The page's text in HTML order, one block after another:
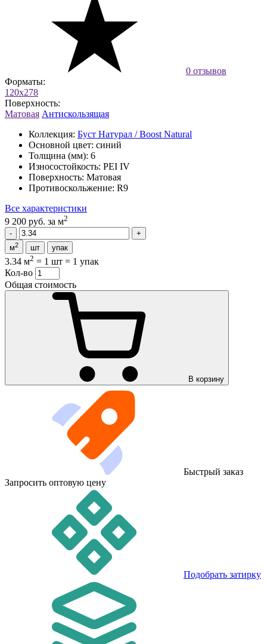
0 отзывов
Форматы:
120x278
Поверхность:
Матовая Антискользящая
Коллекция: Буст Натурал / Boost Natural
Основной цвет: синий
Толщина (мм): 6
Износостойкость: PEI IV
Поверхность: Матовая
Противоскольжение: R9
Все характеристики
9 200 руб. за м2
м2 шт упак
3.34 м2 = 1 шт = 1 упак
Кол-во
Общая стоимость
В корзину
Быстрый заказ
Запросить оптовую цену
Подобрать затирку